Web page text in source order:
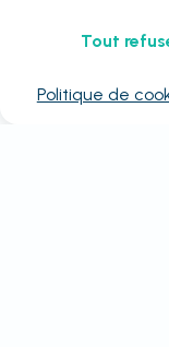
Tout
Politique de